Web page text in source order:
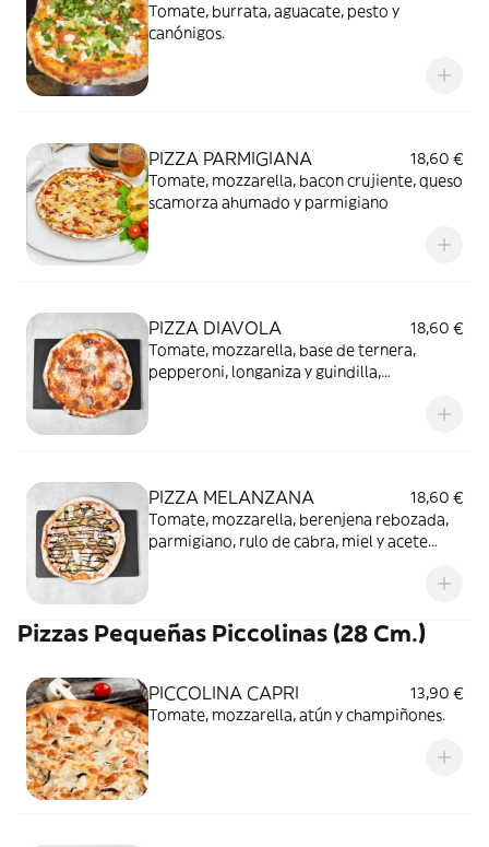
Tomate, burrata, aguacate, pesto y
canónigos.
PIZZA PARMIGIANA
18,60 €
Tomate, mozzarella, bacon crujiente, queso
scamorza ahumado y parmigiano
PIZZA DIAVOLA
18,60 €
Tomate, mozzarella, base de ternera,
pepperoni, longaniza y guindilla,
PIZZA MELANZANA
18,60 €
Tomate, mozzarella, berenjena rebozada,
parmigiano, rulo de cabra, miel y acete
Pizzas Pequeñas Piccolinas (28 Cm.)
PICCOLINA CAPRI
13,90 €
Tomate, mozzarella, atún y champiñones.